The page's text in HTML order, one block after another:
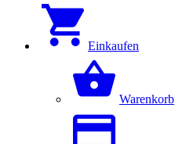
Einkaufen
Warenkorb